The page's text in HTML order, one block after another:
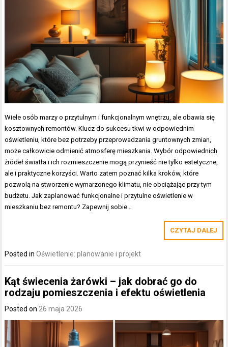
Wiele osób marzy o przytulnym i funkcjonalnym wnętrzu, ale obawia się
kosztownych remontów. Klucz do sukcesu tkwi w odpowiednim
oświetleniu, które bez potrzeby przeprowadzania gruntownych zmian,
może całkowicie odmienić atmosferę mieszkania. Wybór odpowiednich
źródeł światła i ich rozmieszczenie mogą przynieść nie tylko estetyczne,
ale i praktyczne korzyści. Warto zatem poznać kilka kroków, które
pozwolą na stworzenie wymarzonego klimatu, nie obciążając przy tym
budżetu. Jak zaplanować funkcjonalne i przytulne oświetlenie w
mieszkaniu bez remontu? Zapewnij sobie…
CZYTAJ DALEJ
Posted inOświetlenie: planowanie i projekt
Kąt świecenia żarówki – jak dobrać go do
rodzaju pomieszczenia i efektu oświetlenia
Posted on 26 maja 2026